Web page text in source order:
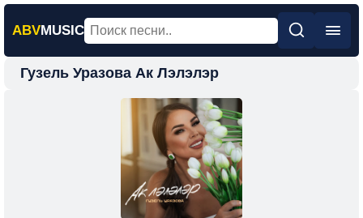
ABVMUSIC
Главная
Гузель Уразова Ак Лэлэлэр